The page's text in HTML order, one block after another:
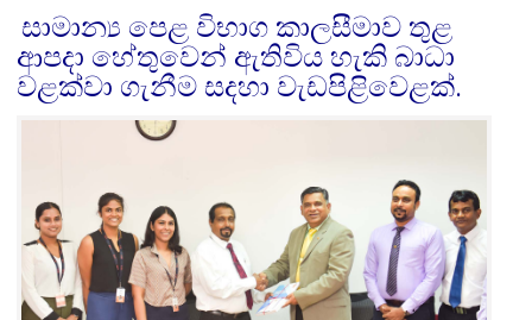
සාමාන්‍ය පෙළ විභාග කාලසීමාව තුළ
ආපදා හේතුවෙන් ඇතිවිය හැකි බාධා
වළක්වා ගැනීම සදහා වැඩපිළිවෙළක්.